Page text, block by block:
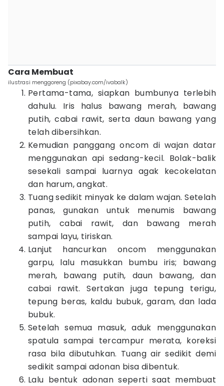
Cara Membuat
ilustrasi menggoreng (pixabay.com/ivabalk)
Pertama-tama, siapkan bumbunya terlebih
dahulu. Iris halus bawang merah, bawang
putih, cabai rawit, serta daun bawang yang
telah dibersihkan.
Kemudian panggang oncom di wajan datar
menggunakan api sedang-kecil. Bolak-balik
sesekali sampai luarnya agak kecokelatan
dan harum, angkat.
Tuang sedikit minyak ke dalam wajan. Setelah
panas, gunakan untuk menumis bawang
putih, cabai rawit, dan bawang merah
sampai layu, tiriskan.
Lanjut hancurkan oncom menggunakan
garpu, lalu masukkan bumbu iris; bawang
merah, bawang putih, daun bawang, dan
cabai rawit. Sertakan juga tepung terigu,
tepung beras, kaldu bubuk, garam, dan lada
bubuk.
Setelah semua masuk, aduk menggunakan
spatula sampai tercampur merata, koreksi
rasa bila dibutuhkan. Tuang air sedikit demi
sedikit sampai adonan bisa dibentuk.
Lalu bentuk adonan seperti saat membuat